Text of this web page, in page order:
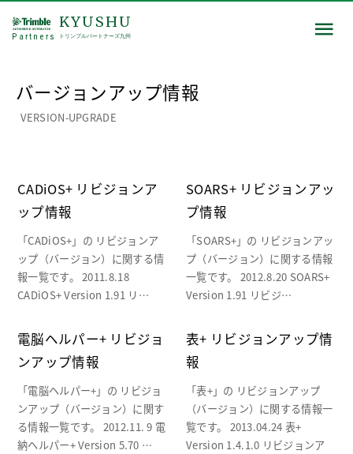
Partners
KYUSHU
トリンブルパートナーズ九州
バージョンアップ情報
VERSION-UPGRADE
CADiOS+ リビジョンア
ップ情報
「CADiOS+」の リビジョンア
ップ（バージョン）に関する情
報一覧です。 2011.8.18
CADiOS+ Version 1.91 リ…
SOARS+ リビジョンアッ
プ情報
「SOARS+」の リビジョンアッ
プ（バージョン）に関する情報
一覧です。 2012.8.20 SOARS+
Version 1.91 リビジ…
電脳ヘルパー+ リビジョ
ンアップ情報
「電脳ヘルパー+」の リビジョ
ンアップ（バージョン）に関す
る情報一覧です。 2012.11. 9 電
納ヘルパー+ Version 5.70 …
表+ リビジョンアップ情
報
「表+」の リビジョンアップ
（バージョン）に関する情報一
覧です。 2013.04.24 表+
Version 1.4.1.0 リビジョンア